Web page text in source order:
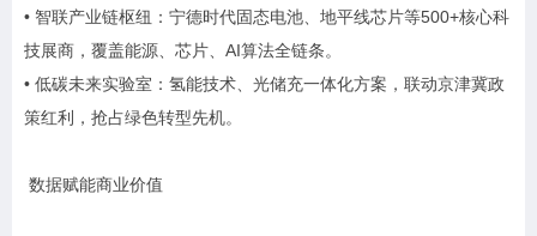
• 智联产业链枢纽：宁德时代固态电池、地平线芯片等500+核心科
技展商，覆盖能源、芯片、AI算法全链条。
• 低碳未来实验室：氢能技术、光储充一体化方案，联动京津冀政
策红利，抢占绿色转型先机。
数据赋能商业价值